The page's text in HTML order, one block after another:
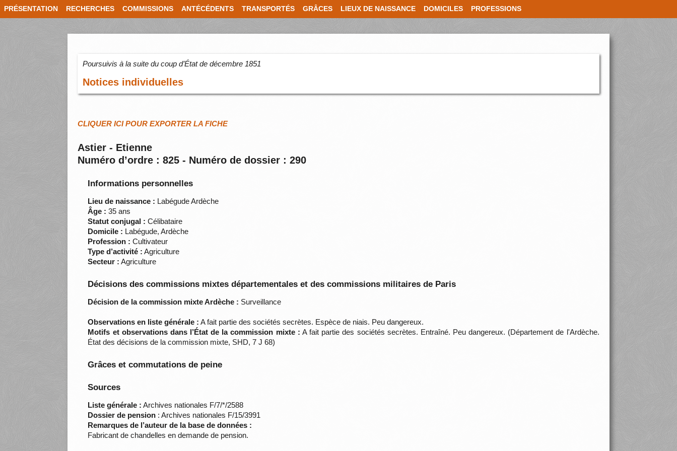
PRÉSENTATION RECHERCHES COMMISSIONS ANTÉCÉDENTS TRANSPORTÉS GRÂCES LIEUX DE NAISSANCE DOMICILES PROFESSIONS
Poursuivis à la suite du coup d’État de décembre 1851
Notices individuelles
CLIQUER ICI POUR EXPORTER LA FICHE
Astier - Etienne
Numéro d’ordre : 825 - Numéro de dossier : 290
Informations personnelles
Lieu de naissance : Labégude Ardèche
Âge : 35 ans
Statut conjugal : Célibataire
Domicile : Labégude, Ardèche
Profession : Cultivateur
Type d’activité : Agriculture
Secteur : Agriculture
Décisions des commissions mixtes départementales et des commissions militaires de Paris
Décision de la commission mixte Ardèche : Surveillance
Observations en liste générale : A fait partie des sociétés secrètes. Espèce de niais. Peu dangereux.
Motifs et observations dans l’État de la commission mixte : A fait partie des sociétés secrètes. Entraîné. Peu dangereux. (Département de l'Ardèche.
État des décisions de la commission mixte, SHD, 7 J 68)
Grâces et commutations de peine
Sources
Liste générale : Archives nationales F/7/*/2588
Dossier de pension : Archives nationales F/15/3991
Remarques de l’auteur de la base de données :
Fabricant de chandelles en demande de pension.